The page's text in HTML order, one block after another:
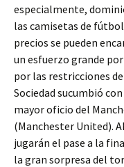
especialmente,
las camisetas de
precios se pueden
un esfuerzo grande
por las restricciones
Sociedad sucumbió
mayor oficio del
(Manchester United).
jugarán el pase a la
la gran sorpresa del